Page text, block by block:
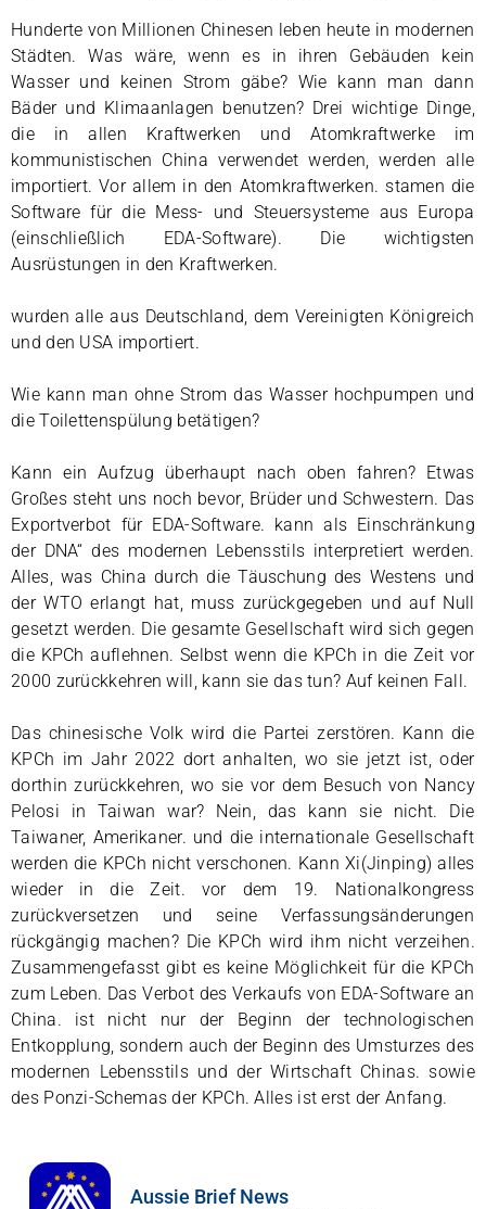
Hunderte von Millionen Chinesen leben heute in modernen
Städten. Was wäre, wenn es in ihren Gebäuden kein
Wasser und keinen Strom gäbe? Wie kann man dann
Bäder und Klimaanlagen benutzen? Drei wichtige Dinge,
die in allen Kraftwerken und Atomkraftwerke im
kommunistischen China verwendet werden, werden alle
importiert. Vor allem in den Atomkraftwerken. stamen die
Software für die Mess- und Steuersysteme aus Europa
(einschließlich EDA-Software). Die wichtigsten
Ausrüstungen in den Kraftwerken.
wurden alle aus Deutschland, dem Vereinigten Königreich
und den USA importiert.
Wie kann man ohne Strom das Wasser hochpumpen und
die Toilettenspülung betätigen?
Kann ein Aufzug überhaupt nach oben fahren? Etwas
Großes steht uns noch bevor, Brüder und Schwestern. Das
Exportverbot für EDA-Software. kann als Einschränkung
der DNA“ des modernen Lebensstils interpretiert werden.
Alles, was China durch die Täuschung des Westens und
der WTO erlangt hat, muss zurückgegeben und auf Null
gesetzt werden. Die gesamte Gesellschaft wird sich gegen
die KPCh auflehnen. Selbst wenn die KPCh in die Zeit vor
2000 zurückkehren will, kann sie das tun? Auf keinen Fall.
Das chinesische Volk wird die Partei zerstören. Kann die
KPCh im Jahr 2022 dort anhalten, wo sie jetzt ist, oder
dorthin zurückkehren, wo sie vor dem Besuch von Nancy
Pelosi in Taiwan war? Nein, das kann sie nicht. Die
Taiwaner, Amerikaner. und die internationale Gesellschaft
werden die KPCh nicht verschonen. Kann Xi(Jinping) alles
wieder in die Zeit. vor dem 19. Nationalkongress
zurückversetzen und seine Verfassungsänderungen
rückgängig machen? Die KPCh wird ihm nicht verzeihen.
Zusammengefasst gibt es keine Möglichkeit für die KPCh
zum Leben. Das Verbot des Verkaufs von EDA-Software an
China. ist nicht nur der Beginn der technologischen
Entkopplung, sondern auch der Beginn des Umsturzes des
modernen Lebensstils und der Wirtschaft Chinas. sowie
des Ponzi-Schemas der KPCh. Alles ist erst der Anfang.
Aussie Brief News